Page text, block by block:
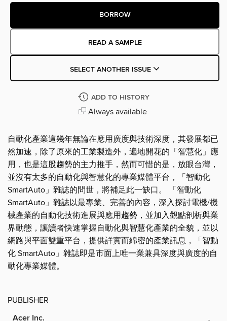
BORROW
READ A SAMPLE
SELECT ANOTHER ISSUE
ADD TO HISTORY
Always available
自動化產業這幾年無論在應用廣度與技術深度，其發展都已
然加速，除了原來的工業製造外，遍地開花的「智慧化」應
用，也是這股趨勢的主力推手，然而可惜的是，放眼台灣，
並沒有太多的自動化與智慧化的專業媒體平台，「智動化
SmartAuto」雜誌的問世，將補足此一缺口。 「智動化
SmartAuto」雜誌以最專業、完善的內容，深入探討電機/機
械產業的自動化技術進展與應用趨勢，並加入觀點剖析與業
界動態，讓讀者快速掌握自動化與智慧化產業的全貌，並以
網路與平面雙重平台，提供詳實而綿密的產業訊息，「智動
化 SmartAuto」雜誌即是市面上唯一業兼具深度與廣度的自
動化專業媒體。
PUBLISHER
Acer Inc.